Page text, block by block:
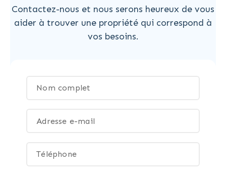
Contactez-nous et nous serons heureux de vous
aider à trouver une propriété qui correspond à
vos besoins.